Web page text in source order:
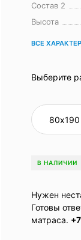
Состав 2
Высота
ВСЕ
Выберите
В НАЛИЧИИ
Нужен
Готовы
матраса.